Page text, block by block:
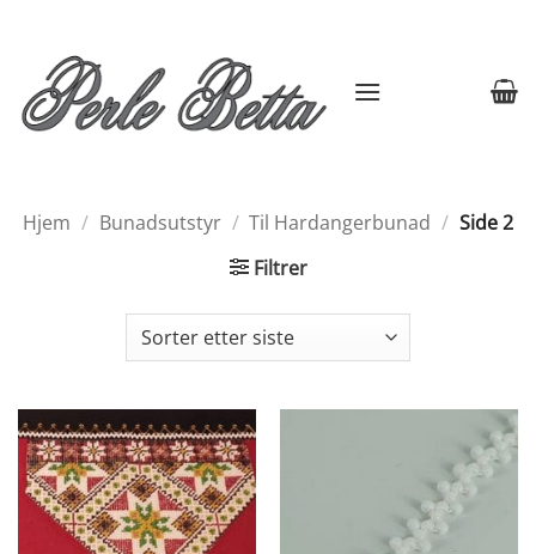
content
Hjem / Bunadsutstyr / Til Hardangerbunad / Side 2
Filtrer